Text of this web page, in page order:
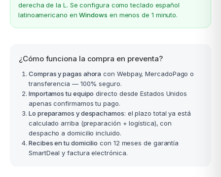
derecha de la L. Se configura como teclado español
latinoamericano enWindows en menos de 1 minuto.
¿Cómo funciona la compra en preventa?
Compras y pagas ahora con Webpay, MercadoPago o
transferencia — 100% seguro.
Importamos tu equipo directo desde Estados Unidos
apenas confirmamos tu pago.
Lo preparamos y despachamos: el plazo total ya está
calculado arriba (preparación + logística), con
despacho a domicilio incluido.
Recibes en tu domicilio con 12 meses de garantía
SmartDeal y factura electrónica.